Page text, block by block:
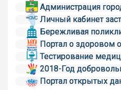
Администрация
Личный кабинет
Бережливая
Портал о здоровом
Тестирование
2018-Год
Портал открытых